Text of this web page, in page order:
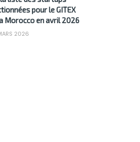
pour le GITEX
Morocco en avril 2026
2026